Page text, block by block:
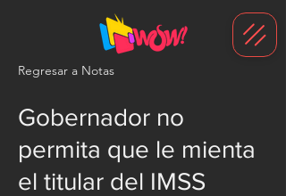
Regresar a Notas
Gobernador no
permita que le mienta
el titular del IMSS